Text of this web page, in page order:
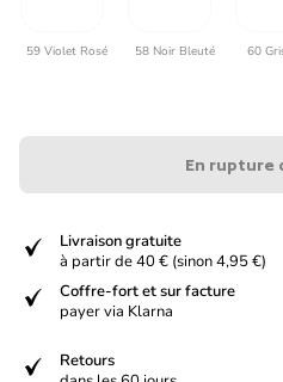
59 Violet Rosé 58 Noir Bleuté 60
En rupture
verified
Livraison gratuite
à partir de 40 € (sinon 4,95 €)
verified
Coffre-fort et sur facture
payer via Klarna
verified
Retours